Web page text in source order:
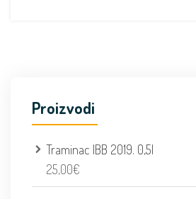
Proizvodi
Traminac IBB 2019. 0,5l
25,00€